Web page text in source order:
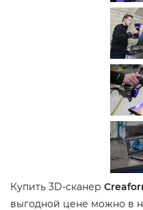
Купить 3D-сканер
выгодной цене можно в